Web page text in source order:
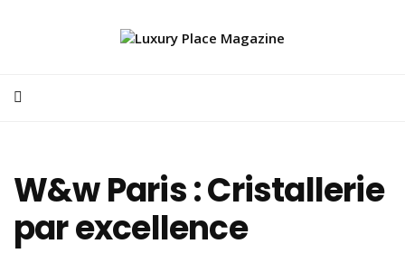
W&w Paris : Cristallerie
par excellence